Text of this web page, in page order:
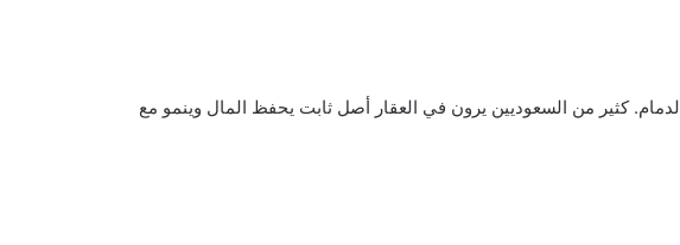
كثير من السعوديين يرون في العقار أصل ثابت يحفظ المال وينمو مع